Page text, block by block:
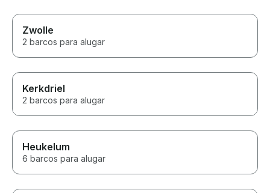
Zwolle
2 barcos para alugar
Kerkdriel
2 barcos para alugar
Heukelum
6 barcos para alugar